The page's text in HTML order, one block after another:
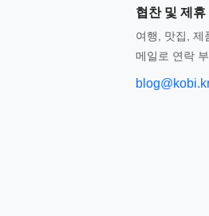
협찬 및 제휴
여행, 맛집, 제
메일로 연락